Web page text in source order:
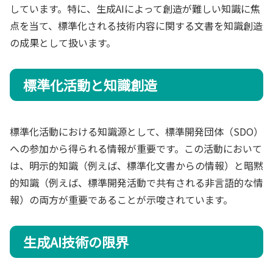
しています。特に、生成AIによって創造が難しい知識に焦
点を当て、標準化される技術内容に関する文書を知識創造
の成果として扱います。
標準化活動と知識創造
標準化活動における知識源として、標準開発団体（SDO）
への参加から得られる情報が重要です。この活動において
は、明示的知識（例えば、標準化文書からの情報）と暗黙
的知識（例えば、標準開発活動で共有される非言語的な情
報）の両方が重要であることが示唆されています。
生成AI技術の限界